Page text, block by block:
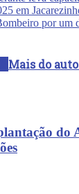
em
por um
Mais do
do